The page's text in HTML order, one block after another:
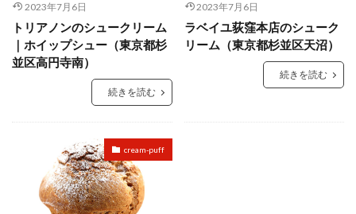
2023年7月6日
トリアノンのシュークリーム
｜ホイップシュー（東京都杉
並区高円寺南）
続きを読む
2023年7月6日
ラベイユ荻窪本店のシューク
リーム（東京都杉並区天沼）
続きを読む
cream-puff